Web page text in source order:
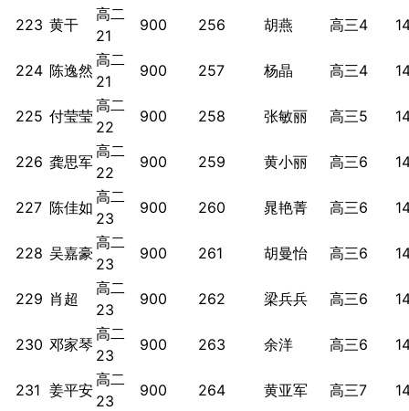
223 黄干
高二
21
900 256 胡燕 高三4
224 陈逸然
高二
21
900 257 杨晶 高三4
225 付莹莹
高二
22
900 258 张敏丽 高三5
226 龚思军
高二
22
900 259 黄小丽 高三6
227 陈佳如
高二
23
900 260 晁艳菁 高三6
228 吴嘉豪
高二
23
900 261 胡曼怡 高三6
229 肖超
高二
23
900 262 梁兵兵 高三6
230 邓家琴
高二
23
900 263 余洋 高三6
231 姜平安
高二
23
900 264 黄亚军 高三7